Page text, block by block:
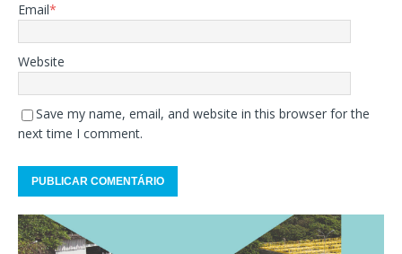
Email*
Website
Save my name, email, and website in this browser for the
next time I comment.